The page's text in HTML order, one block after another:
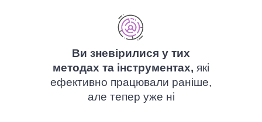
Ви зневірилися у тих
методах та інструментах, які
ефективно працювали раніше,
але тепер уже ні